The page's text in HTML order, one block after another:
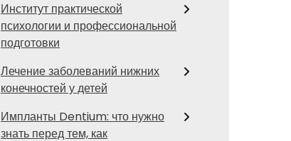
Институт практической
психологии и профессиональной
подготовки
Лечение заболеваний нижних
конечностей у детей
Импланты Dentium: что нужно
знать перед тем, как